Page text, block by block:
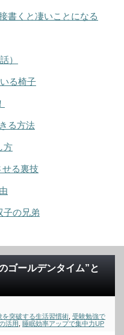
書くと凄いことになる
）
る椅子
る方法
方
る裏技
子の兄弟
ゴールデンタイム”と
を突破する生活習慣術 受験勉強で
活用 睡眠効率アップで集中力UP